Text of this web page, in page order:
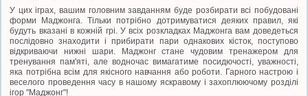
У цих іграх, вашим головним завданням буде розбирати всі побудовані
форми Маджонга. Тільки потрібно дотримуватися деяких правил, які
будуть вказані в кожній грі. У всіх розкладках Маджонга вам доведеться
послідовно знаходити і прибирати пари однакових кісток, поступово
відкриваючи нижні шари. Маджонг стане чудовим тренажером для
тренування пам'яті, але водночас вимагатиме посидючості, уважності,
яка потрібна всім для якісного навчання або роботи. Гарного настрою і
веселого проведення часу в нашому яскравому і захоплюючому розділі
ігор "Маджонг"!